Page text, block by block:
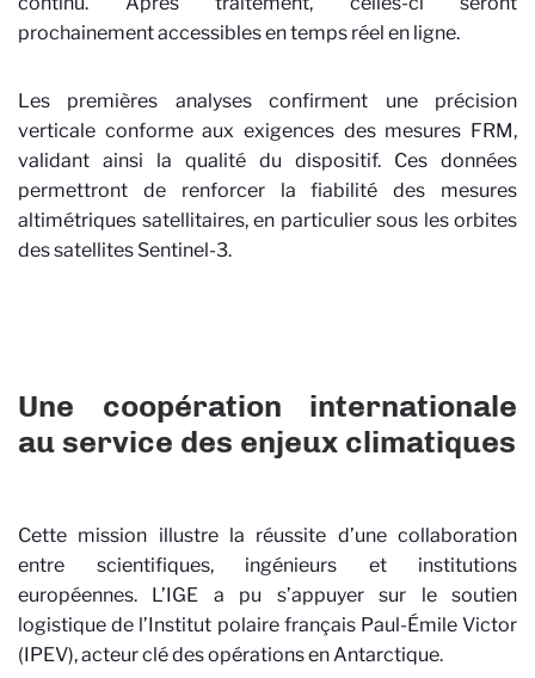
prochainement accessibles en temps réel en ligne.
Les premières analyses confirment une précision
verticale conforme aux exigences des mesures FRM,
validant ainsi la qualité du dispositif. Ces données
permettront de renforcer la fiabilité des mesures
altimétriques satellitaires, en particulier sous les orbites
des satellites Sentinel-3.
Une coopération internationale
au service des enjeux climatiques
Cette mission illustre la réussite d’une collaboration
entre scientifiques, ingénieurs et institutions
européennes. L’IGE a pu s’appuyer sur le soutien
logistique de l’Institut polaire français Paul-Émile Victor
(IPEV), acteur clé des opérations en Antarctique.